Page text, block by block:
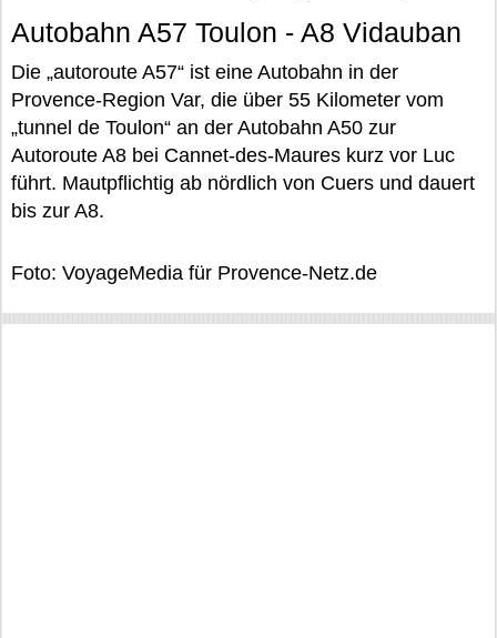
Autobahn A57 Toulon - A8 Vidauban
Die „autoroute A57“ ist eine Autobahn in der
Provence-Region Var, die über 55 Kilometer vom
„tunnel de Toulon“ an der Autobahn A50 zur
Autoroute A8 bei Cannet-des-Maures kurz vor Luc
führt. Mautpflichtig ab nördlich von Cuers und dauert
bis zur A8.
Foto: VoyageMedia für Provence-Netz.de